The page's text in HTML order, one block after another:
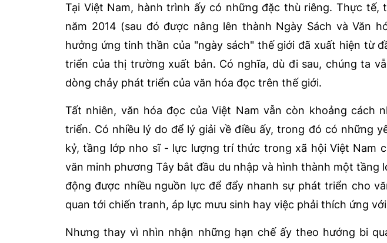
Tại Việt Nam, hành trình ấy có những đặc thù riêng. Thực tế,
năm 2014 (sau đó được nâng lên thành Ngày Sách và Văn
hưởng ứng tinh thần của "ngày sách" thế giới đã xuất hiện từ
triển của thị trường xuất bản. Có nghĩa, dù đi sau, chúng ta
dòng chảy phát triển của văn hóa đọc trên thế giới.
Tất nhiên, văn hóa đọc của Việt Nam vẫn còn khoảng cách
triển. Có nhiều lý do để lý giải về điều ấy, trong đó có những
kỷ, tầng lớp nho sĩ - lực lượng trí thức trong xã hội Việt Nam
văn minh phương Tây bắt đầu du nhập và hình thành một tầng
động được nhiều nguồn lực để đẩy nhanh sự phát triển cho
quan tới chiến tranh, áp lực mưu sinh hay việc phải thích ứng
Nhưng thay vì nhìn nhận những hạn chế ấy theo hướng bi